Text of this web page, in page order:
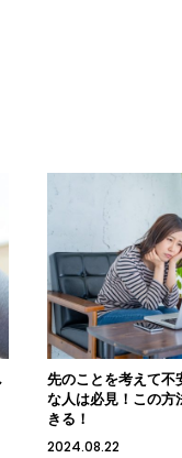
先のことを考えて不
な人は必見！この方
きる！
2024.08.22